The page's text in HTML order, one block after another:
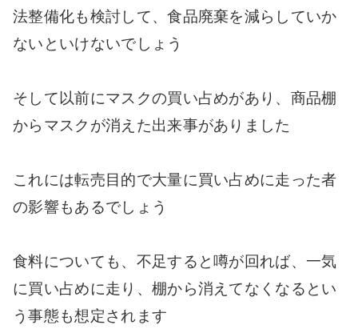
法整備化も検討して、食品廃棄を減らしていか
ないといけないでしょう
そして以前にマスクの買い占めがあり、商品棚
からマスクが消えた出来事がありました
これには転売目的で大量に買い占めに走った者
の影響もあるでしょう
食料についても、不足すると噂が回れば、一気
に買い占めに走り、棚から消えてなくなるとい
う事態も想定されます